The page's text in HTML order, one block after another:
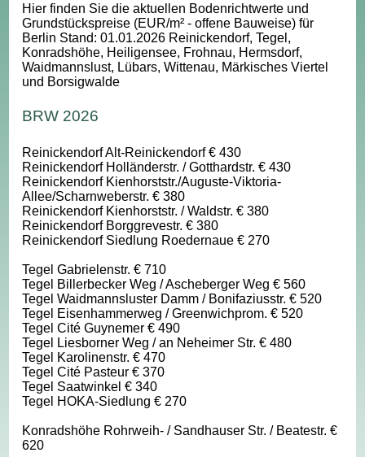
Hier finden Sie die aktuellen Bodenrichtwerte und
Grundstückspreise (EUR/m² - offene Bauweise) für
Berlin Stand: 01.01.2026 Reinickendorf, Tegel,
Konradshöhe, Heiligensee, Frohnau, Hermsdorf,
Waidmannslust, Lübars, Wittenau, Märkisches Viertel
und Borsigwalde
BRW 2026
Reinickendorf Alt-Reinickendorf € 430
Reinickendorf Holländerstr. / Gotthardstr. € 430
Reinickendorf Kienhorststr./Auguste-Viktoria-
Allee/Scharnweberstr. € 380
Reinickendorf Kienhorststr. / Waldstr. € 380
Reinickendorf Borggrevestr. € 380
Reinickendorf Siedlung Roedernaue € 270
Tegel Gabrielenstr. € 710
Tegel Billerbecker Weg / Ascheberger Weg € 560
Tegel Waidmannsluster Damm / Bonifaziusstr. € 520
Tegel Eisenhammerweg / Greenwichprom. € 520
Tegel Cité Guynemer € 490
Tegel Liesborner Weg / an Neheimer Str. € 480
Tegel Karolinenstr. € 470
Tegel Cité Pasteur € 370
Tegel Saatwinkel € 340
Tegel HOKA-Siedlung € 270
Konradshöhe Rohrweih- / Sandhauser Str. / Beatestr. €
620